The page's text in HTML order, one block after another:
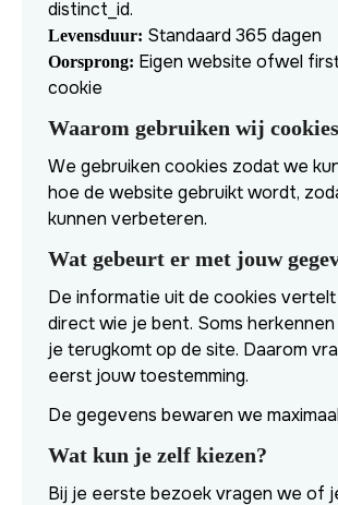
distinct_id.
Levensduur: Standaard 365 dagen
Oorsprong: Eigen website ofwel
cookie
Waarom gebruiken wij
We gebruiken cookies zodat we
hoe de website gebruikt wordt,
kunnen verbeteren.
Wat gebeurt er met jouw
De informatie uit de cookies
direct wie je bent. Soms
je terugkomt op de site. Daarom
eerst jouw toestemming.
De gegevens bewaren we
Wat kun je zelf kiezen?
Bij je eerste bezoek vragen we of